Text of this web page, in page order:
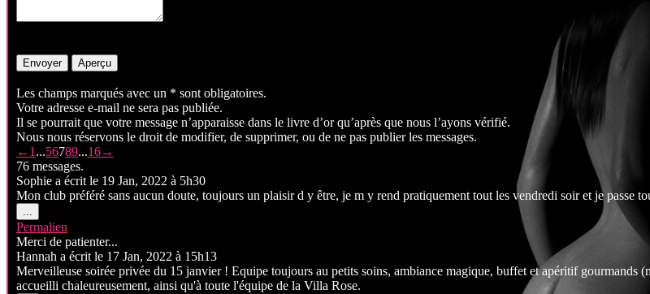
Les champs marqués avec un * sont obligatoires.
Votre adresse e-mail ne sera pas publiée.
Il se pourrait que votre message n’apparaisse dans le livre d’or qu’après que nous l’ayons vérifié.
Nous nous réservons le droit de modifier, de supprimer, ou de ne pas publier les messages.
Navigation
dans
la
liste
du
livre
d’or
← 1 ...56789...16→
76 messages.
Sophie a écrit le 19 Jan, 2022 à 5h30
Mon club préféré sans aucun doute, toujours un plaisir d y être, je m y rend pratiquement tout les vendredi soir et je passe
...
cette
boîte
méta.
Permalien
Merci de patienter...
Hannah a écrit le 17 Jan, 2022 à 15h13
Merveilleuse soirée privée du 15 janvier ! Equipe toujours au petits soins, ambiance magique, buffet et apéritif
accueilli chaleureusement, ainsi qu'à toute l'équipe de la Villa Rose.